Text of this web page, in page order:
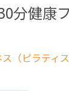
分健康
（ピラティス